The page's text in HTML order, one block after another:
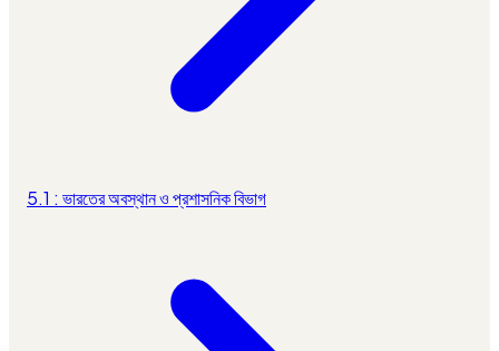
5.1 : ভারতের অবস্থান ও প্রশাসনিক বিভাগ